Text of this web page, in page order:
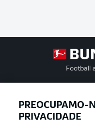
Football
PREOCUPAMO-
PRIVACIDADE